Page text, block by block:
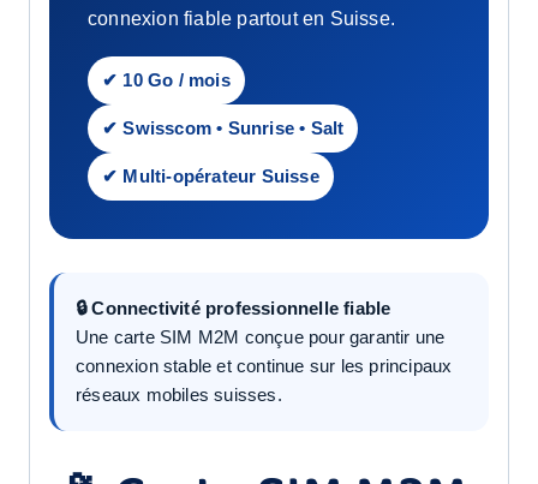
connexion fiable partout en Suisse.
✔ 10 Go / mois
✔ Swisscom • Sunrise • Salt
✔ Multi-opérateur Suisse
🔒 Connectivité professionnelle fiable
Une carte SIM M2M conçue pour garantir une
connexion stable et continue sur les principaux
réseaux mobiles suisses.